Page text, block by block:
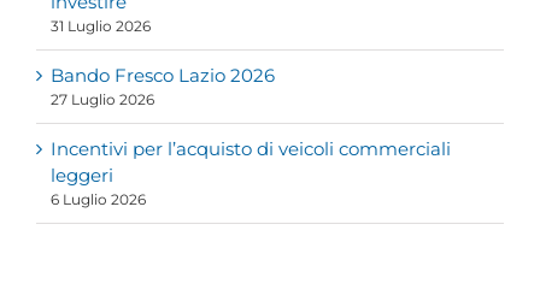
31 Luglio 2026
Bando Fresco Lazio 2026
27 Luglio 2026
Incentivi per l’acquisto di veicoli commerciali
leggeri
6 Luglio 2026